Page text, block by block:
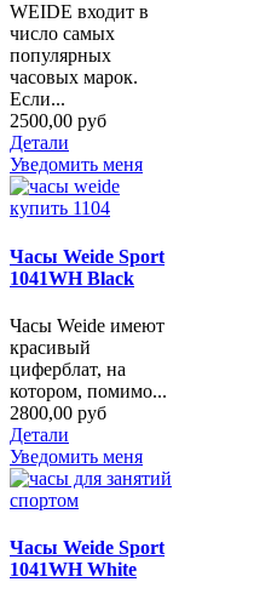
WEIDE входит в
число самых
популярных
часовых марок.
Если...
2500,00 руб
Детали
Уведомить меня
Часы Weide Sport
1041WH Black
Часы Weide имеют
красивый
циферблат, на
котором, помимо...
2800,00 руб
Детали
Уведомить меня
Часы Weide Sport
1041WH White